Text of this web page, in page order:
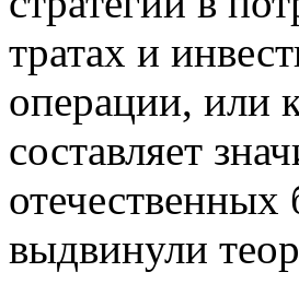
тратах и
операции, или
составляет
выдвинули